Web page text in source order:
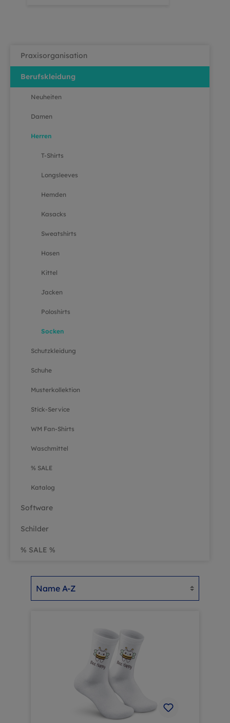
Praxisorganisation
Berufskleidung
Neuheiten
Damen
Herren
T-Shirts
Longsleeves
Hemden
Kasacks
Sweatshirts
Hosen
Kittel
Jacken
Poloshirts
Socken
Schutzkleidung
Schuhe
Musterkollektion
Stick-Service
WM Fan-Shirts
Waschmittel
% SALE
Katalog
Software
Schilder
% SALE %